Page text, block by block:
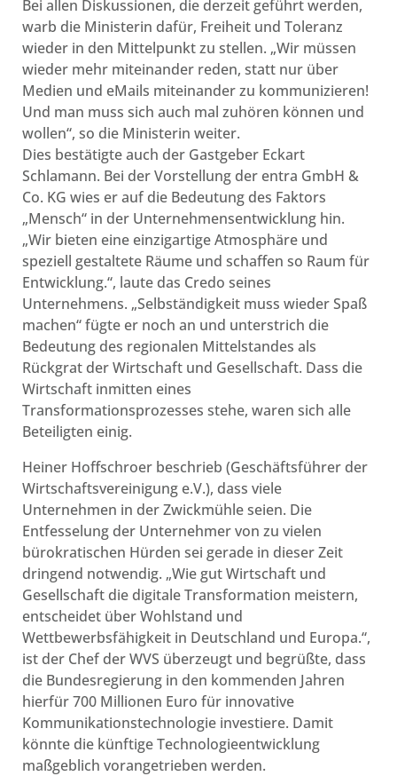
Bei allen Diskussionen, die derzeit geführt werden,
warb die Ministerin dafür, Freiheit und Toleranz
wieder in den Mittelpunkt zu stellen. „Wir müssen
wieder mehr miteinander reden, statt nur über
Medien und eMails miteinander zu kommunizieren!
Und man muss sich auch mal zuhören können und
wollen“, so die Ministerin weiter.
Dies bestätigte auch der Gastgeber Eckart
Schlamann. Bei der Vorstellung der entra GmbH &
Co. KG wies er auf die Bedeutung des Faktors
„Mensch“ in der Unternehmensentwicklung hin.
„Wir bieten eine einzigartige Atmosphäre und
speziell gestaltete Räume und schaffen so Raum für
Entwicklung.“, laute das Credo seines
Unternehmens. „Selbständigkeit muss wieder Spaß
machen“ fügte er noch an und unterstrich die
Bedeutung des regionalen Mittelstandes als
Rückgrat der Wirtschaft und Gesellschaft. Dass die
Wirtschaft inmitten eines
Transformationsprozesses stehe, waren sich alle
Beteiligten einig.
Heiner Hoffschroer beschrieb (Geschäftsführer der
Wirtschaftsvereinigung e.V.), dass viele
Unternehmen in der Zwickmühle seien. Die
Entfesselung der Unternehmer von zu vielen
bürokratischen Hürden sei gerade in dieser Zeit
dringend notwendig. „Wie gut Wirtschaft und
Gesellschaft die digitale Transformation meistern,
entscheidet über Wohlstand und
Wettbewerbsfähigkeit in Deutschland und Europa.“,
ist der Chef der WVS überzeugt und begrüßte, dass
die Bundesregierung in den kommenden Jahren
hierfür 700 Millionen Euro für innovative
Kommunikationstechnologie investiere. Damit
könnte die künftige Technologieentwicklung
maßgeblich vorangetrieben werden.